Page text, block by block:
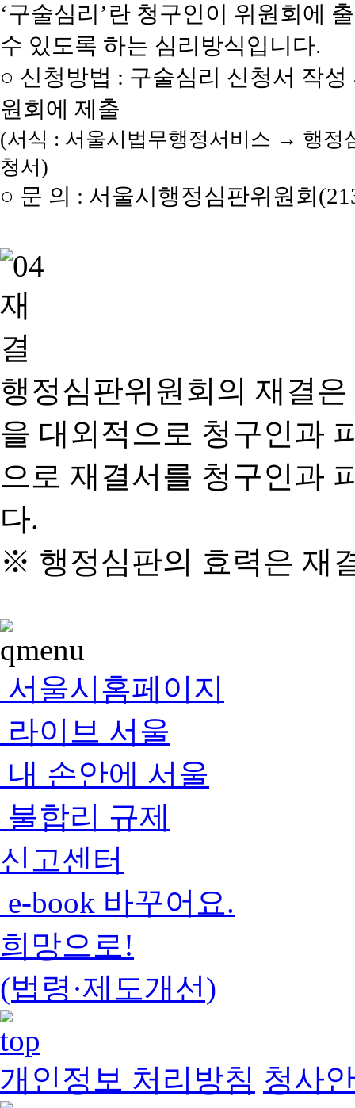
‘구술심리’란 청구인이 위원회에
수 있도록 하는 심리방식입니다.
○ 신청방법 : 구술심리 신청서 작
원회에 제출
(서식 : 서울시법무행정서비스 → 행
청서)
○ 문 의 : 서울시행정심판위원회
행정심판위원회의 재결
을 대외적으로 청구인과
으로 재결서를 청구인과
다.
※ 행정심판의 효력은 재
서울시홈페이지
라이브 서울
내 손안에 서울
불합리 규제
신고센터
e-book 바꾸어요.
희망으로!
(법령·제도개선)
개인정보 처리방침 청사